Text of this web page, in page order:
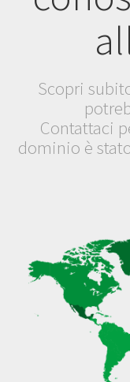
Scopri
Contattaci
dominio è